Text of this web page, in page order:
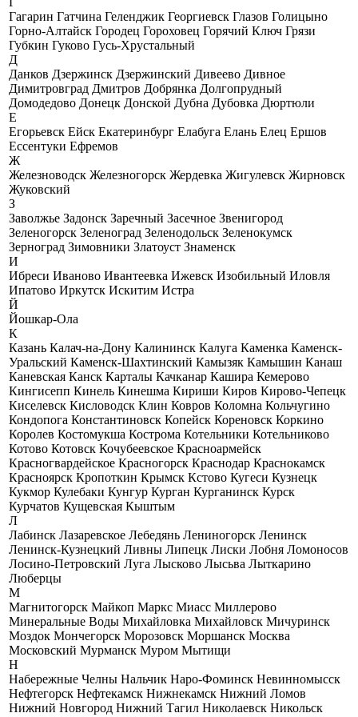
Гагарин Гатчина Геленджик Георгиевск Глазов Голицыно
Горно-Алтайск Городец Гороховец Горячий Ключ Грязи
Губкин Гуково Гусь-Хрустальный
Д
Данков Дзержинск Дзержинский Дивеево Дивное
Димитровград Дмитров Добрянка Долгопрудный
Домодедово Донецк Донской Дубна Дубовка Дюртюли
Е
Егорьевск Ейск Екатеринбург Елабуга Елань Елец Ершов
Ессентуки Ефремов
Ж
Железноводск Железногорск Жердевка Жигулевск Жирновск
Жуковский
З
Заволжье Задонск Заречный Засечное Звенигород
Зеленогорск Зеленоград Зеленодольск Зеленокумск
Зерноград Зимовники Златоуст Знаменск
И
Ибреси Иваново Ивантеевка Ижевск Изобильный Иловля
Ипатово Иркутск Искитим Истра
Й
Йошкар-Ола
К
Казань Калач-на-Дону Калининск Калуга Каменка Каменск-
Уральский Каменск-Шахтинский Камызяк Камышин Канаш
Каневская Канск Карталы Качканар Кашира Кемерово
Кингисепп Кинель Кинешма Кириши Киров Кирово-Чепецк
Киселевск Кисловодск Клин Ковров Коломна Кольчугино
Кондопога Константиновск Копейск Кореновск Коркино
Королев Костомукша Кострома Котельники Котельниково
Котово Котовск Кочубеевское Красноармейск
Красногвардейское Красногорск Краснодар Краснокамск
Красноярск Кропоткин Крымск Кстово Кугеси Кузнецк
Кукмор Кулебаки Кунгур Курган Курганинск Курск
Курчатов Кущевская Кыштым
Л
Лабинск Лазаревское Лебедянь Лениногорск Ленинск
Ленинск-Кузнецкий Ливны Липецк Лиски Лобня Ломоносов
Лосино-Петровский Луга Лысково Лысьва Лыткарино
Люберцы
М
Магнитогорск Майкоп Маркс Миасс Миллерово
Минеральные Воды Михайловка Михайловск Мичуринск
Моздок Мончегорск Морозовск Моршанск Москва
Московский Мурманск Муром Мытищи
Н
Набережные Челны Нальчик Наро-Фоминск Невинномысск
Нефтегорск Нефтекамск Нижнекамск Нижний Ломов
Нижний Новгород Нижний Тагил Николаевск Никольск